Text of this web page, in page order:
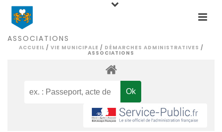
ASSOCIATIONS
ACCUEIL / VIE MUNICIPALE / DÉMARCHES ADMINISTRATIVES /
ASSOCIATIONS